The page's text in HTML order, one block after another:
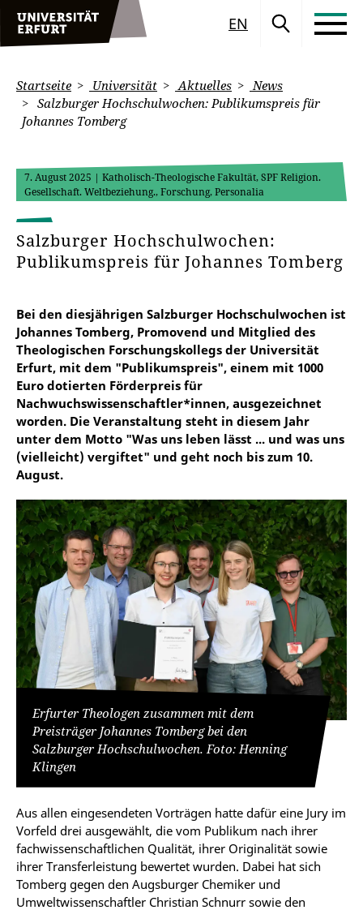
EN
Startseite Universität Aktuelles
News
Salzburger Hochschulwochen: Publikumspreis für
Johannes Tomberg
7. August 2025 | Katholisch-Theologische Fakultät, SPF Religion.
Gesellschaft. Weltbeziehung., Forschung, Personalia
Salzburger Hochschulwochen:
Publikumspreis für Johannes Tomberg
Bei den diesjährigen Salzburger Hochschulwochen ist
Johannes Tomberg, Promovend und Mitglied des
Theologischen Forschungskollegs der Universität
Erfurt, mit dem "Publikumspreis", einem mit 1000
Euro dotierten Förderpreis für
Nachwuchswissenschaftler*innen, ausgezeichnet
worden. Die Veranstaltung steht in diesem Jahr
unter dem Motto "Was uns leben lässt ... und was uns
(vielleicht) vergiftet" und geht noch bis zum 10.
August.
Erfurter Theologen zusammen mit dem
Preisträger Johannes Tomberg bei den
Salzburger Hochschulwochen. Foto: Henning
Klingen
Aus allen eingesendeten Vorträgen hatte dafür eine Jury im
Vorfeld drei ausgewählt, die vom Publikum nach ihrer
fachwissenschaftlichen Qualität, ihrer Originalität sowie
ihrer Transferleistung bewertet wurden. Dabei hat sich
Tomberg gegen den Augsburger Chemiker und
Umweltwissenschaftler Christian Schnurr sowie den